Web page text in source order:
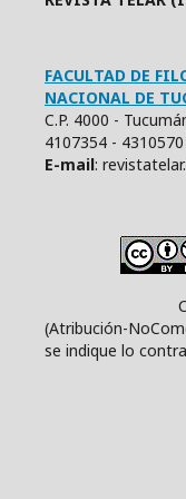
FACULTAD DE
NACIONAL DE
C.P. 4000 -
4107354 -
E-mail:
Creative
(Atribución-
se indique lo